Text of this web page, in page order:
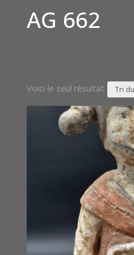
AG 662
Voici le seul résultat